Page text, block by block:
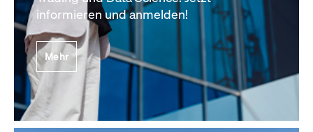
informieren und anmelden!
Mehr